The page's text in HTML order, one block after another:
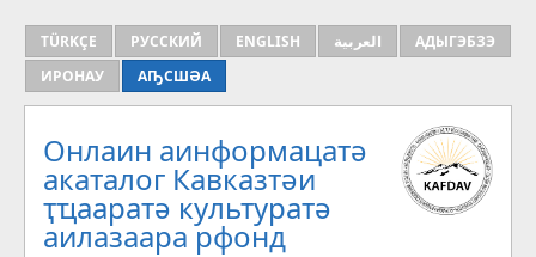
TÜRKÇE РУССКИЙ ENGLISH العربية
АДЫГЭБЗЭ
ИРОНАУ
АҦСШӘА
Онлаин аинформацатә
aкаталог Кавказтәи
ҭҵааратә культуратә
аилазаара рфонд